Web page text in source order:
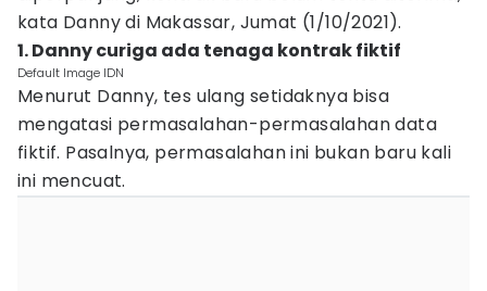
kata Danny di Makassar, Jumat (1/10/2021).
1. Danny curiga ada tenaga kontrak fiktif
Default Image IDN
Menurut Danny, tes ulang setidaknya bisa
mengatasi permasalahan-permasalahan data
fiktif. Pasalnya, permasalahan ini bukan baru kali
ini mencuat.